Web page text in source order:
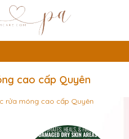
cao cấp Quyên
rửa móng cao cấp Quyên